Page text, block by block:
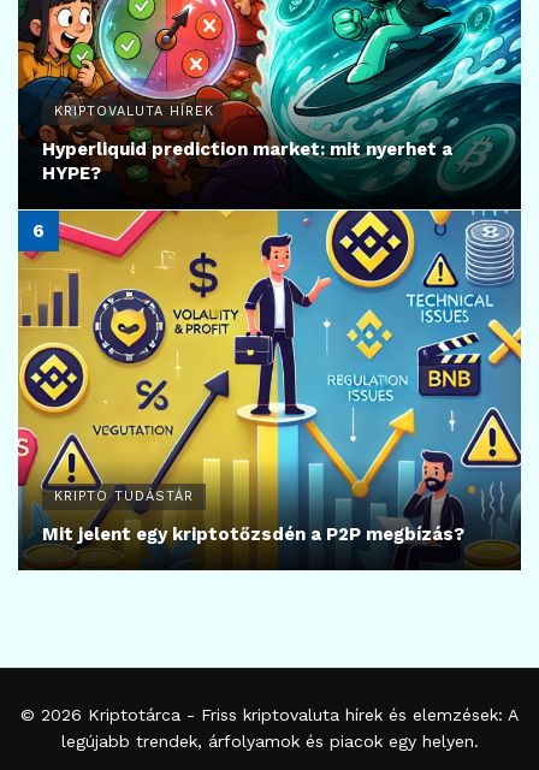
KRIPTOVALUTA HÍREK
Hyperliquid prediction market: mit nyerhet a
HYPE?
KRIPTO TUDÁSTÁR
Mit jelent egy kriptotőzsdén a P2P megbízás?
© 2026 Kriptotárca - Friss kriptovaluta hírek és elemzések: A
legújabb trendek, árfolyamok és piacok egy helyen.